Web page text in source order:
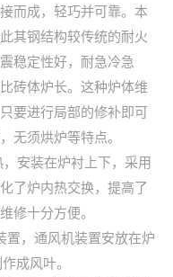
而成，轻巧并可靠。本
其钢结构较传统的耐火
稳定性好，耐急冷急
砖体炉长。这种炉体维
要进行局部的修补即可
无须烘炉等特点。
安装在炉衬上下，采用
了炉内热交换，提高了
修十分方便。
置，通风机装置安放在炉
成风叶。